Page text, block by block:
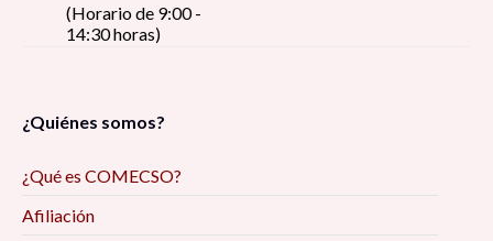
(Horario de 9:00 -
14:30 horas)
¿Quiénes somos?
¿Qué es COMECSO?
Afiliación